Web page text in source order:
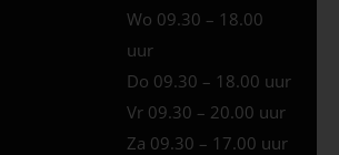
Wo 09.30 – 18.00
uur
Do 09.30 – 18.00 uur
Vr 09.30 – 20.00 uur
Za 09.30 – 17.00 uur